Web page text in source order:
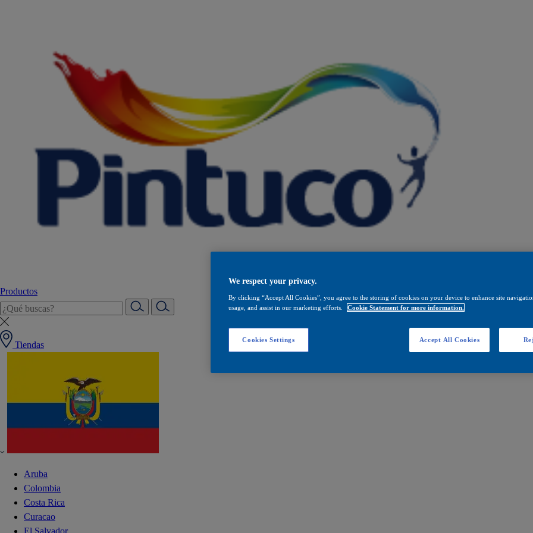
Productos
Tiendas
Aruba
Colombia
Costa Rica
Curacao
El Salvador
We respect your privacy.
By clicking “Accept All Cookies”, you agree to the storing of cookies on your device to enhance site
usage, and assist in our marketing efforts.
Cookie Statement for more information.
Cookies Settings Accept All Cookies